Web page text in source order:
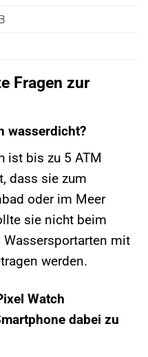
Fragen zur
wasserdicht?
ist bis zu 5 ATM
dass sie zum
oder im Meer
sie nicht beim
Wassersportarten mit
werden.
Watch
dabei zu